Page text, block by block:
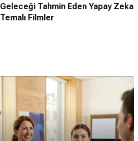
Geleceği Tahmin Eden Yapay Zeka
Temalı Filmler